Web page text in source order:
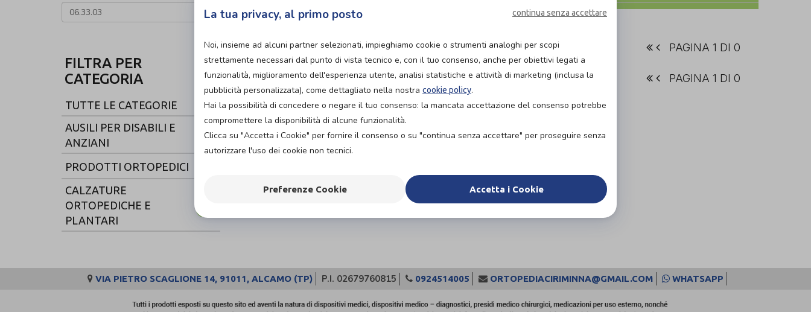
FILTRA PER
CATEGORIA
TUTTE LE CATEGORIE
AUSILI PER DISABILI E
ANZIANI
PRODOTTI ORTOPEDICI
CALZATURE
ORTOPEDICHE E
PLANTARI
Cerca per marca
PAGINA 1 DI 0
PAGINA 1 DI 0
VIA PIETRO SCAGLIONE 14, 91011, ALCAMO (TP) P.I. 02679760815 0924514005 ORTOPEDIACIRIMINNA@GMAIL.COM WHATSAPP
La tua privacy, al primo posto continua senza accettare
Noi, insieme ad alcuni partner selezionati, impieghiamo cookie o strumenti analoghi per scopi
strettamente necessari dal punto di vista tecnico e, con il tuo consenso, anche per obiettivi legati a
funzionalità, miglioramento dell'esperienza utente, analisi statistiche e attività di marketing (inclusa la
pubblicità personalizzata), come dettagliato nella nostra cookie policy.
Hai la possibilità di concedere o negare il tuo consenso: la mancata accettazione del consenso potrebbe
compromettere la disponibilità di alcune funzionalità.
Clicca su "Accetta i Cookie" per fornire il consenso o su "continua senza accettare" per proseguire senza
autorizzare l'uso dei cookie non tecnici.
Preferenze Cookie Accetta i Cookie